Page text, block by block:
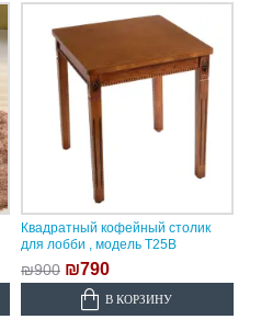
Квадратный кофейный столик
для лобби , модель T25B
₪900 ₪790
В КОРЗИНУ